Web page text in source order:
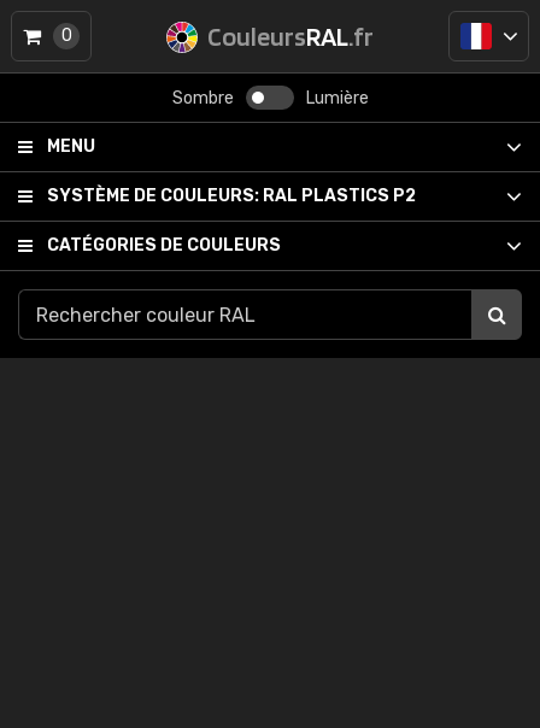
CouleursRAL.fr
Sombre Lumière
MENU
SYSTÈME DE COULEURS: RAL PLASTICS P2
CATÉGORIES DE COULEURS
0